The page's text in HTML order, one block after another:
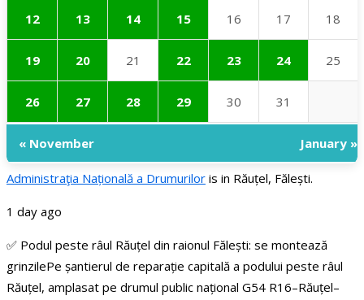
12 13 14 15 16 17 18
19 20 21 22 23 24 25
26 27 28 29 30 31
« November January »
Administraţia Națională a Drumurilor is in Răuțel, Fălești.
1 day ago
✅ Podul peste râul Răuțel din raionul Fălești: se montează
grinzilePe șantierul de reparație capitală a podului peste râul
Răuțel, amplasat pe drumul public național G54 R16–Răuțel–